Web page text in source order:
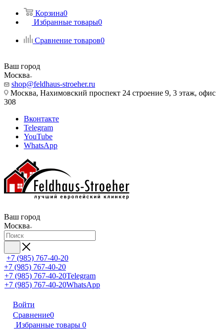
Корзина0
Избранные товары0
Сравнение товаров0
Ваш город
Москва
shop@feldhaus-stroeher.ru
Москва, Нахимовский проспект 24 строение 9, 3 этаж, офис
308
Вконтакте
Telegram
YouTube
WhatsApp
Ваш город
Москва
+7 (985) 767-40-20
+7 (985) 767-40-20
+7 (985) 767-40-20Telegram
+7 (985) 767-40-20WhatsApp
Войти
Сравнение0
Избранные товары 0